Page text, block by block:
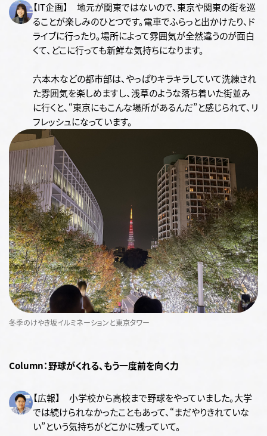
【IT企画】 地元が関東ではないので、東京や関東の街を巡
ることが楽しみのひとつです。電車でふらっと出かけたり、ド
ライブに行ったり。場所によって雰囲気が全然違うのが面白
くて、どこに行っても新鮮な気持ちになります。
六本木などの都市部は、やっぱりキラキラしていて洗練され
た雰囲気を楽しめますし、浅草のような落ち着いた街並み
に行くと、“東京にもこんな場所があるんだ”と感じられて、リ
フレッシュになっています。
冬季のけやき坂イルミネーションと東京タワー
Column：野球がくれる、もう一度前を向く力
【広報】 小学校から高校まで野球をやっていました。大学
では続けられなかったこともあって、“まだやりきれていな
い”という気持ちがどこかに残っていて。